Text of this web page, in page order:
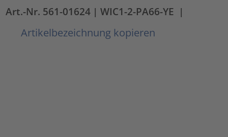
Art.-Nr. 561-01624 | WIC1-2-PA66-YE |
Artikelbezeichnung kopieren